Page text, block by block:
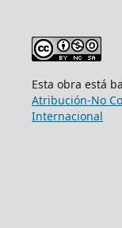
Esta obra está
Atribución-No
Internacional